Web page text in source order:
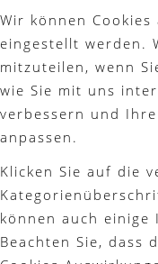
Galerie
Akademie
Schnupperjahr
Wir können
eingestellt werden.
mitzuteilen, wenn
wie Sie mit uns
verbessern und
anpassen.
Klicken Sie auf die
können auch
Beachten Sie, dass